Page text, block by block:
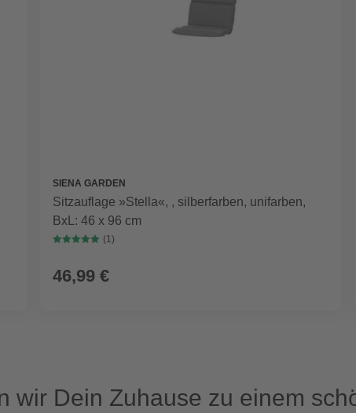
SIENA GARDEN
Sitzauflage »Stella«, , silberfarben, unifarben,
BxL: 46 x 96 cm
(1)
46,99 €
wir Dein Zuhause zu einem